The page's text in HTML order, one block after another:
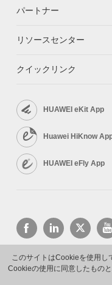
このサイトはCookieを使用し
Cookieの使用に同意したもの
パートナー
リソースセンター
クイックリンク
HUAWEI eKit App
Huawei HiKnow
HUAWEI eFly App
Copyright © 2026
プライ